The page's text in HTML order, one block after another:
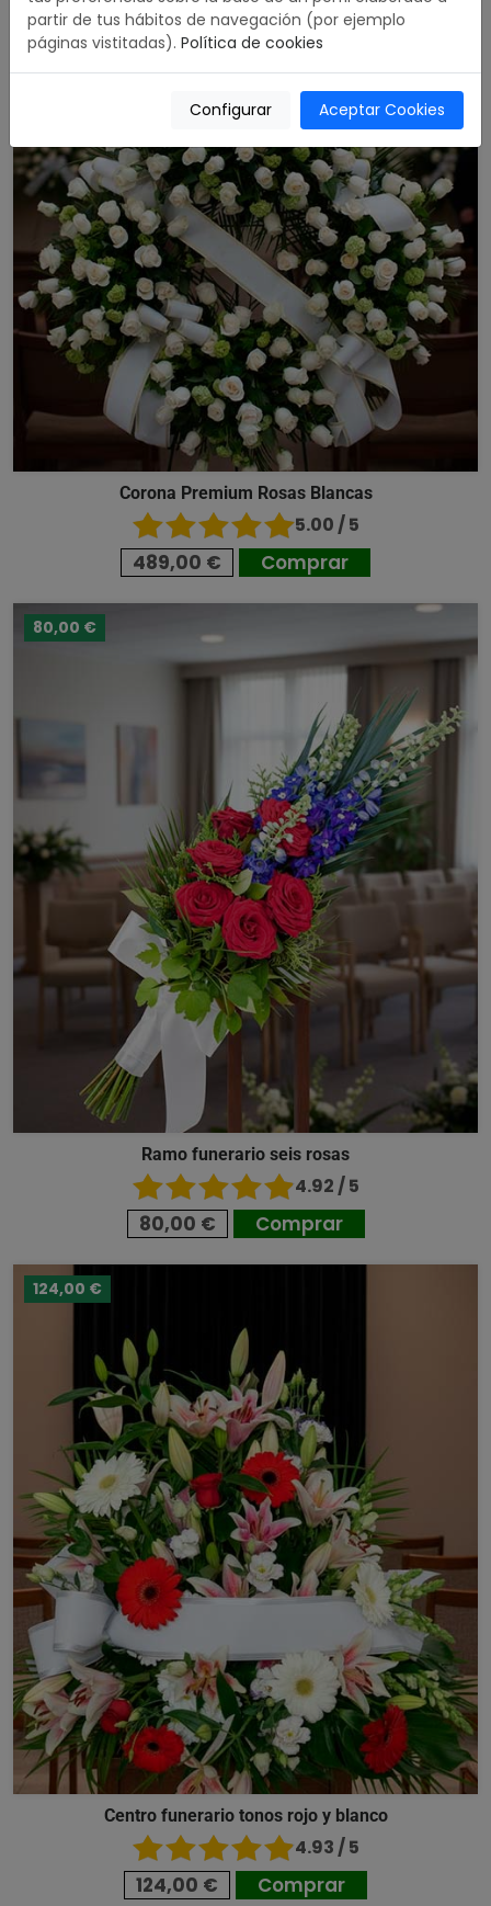
Corona Premium Rosas Blancas
5.00 / 5
489,00 € Comprar
80,00 €
Ramo funerario seis rosas
4.92 / 5
80,00 € Comprar
124,00 €
Centro funerario tonos rojo y blanco
4.93 / 5
124,00 € Comprar
partir de tus hábitos de navegación (por ejemplo
páginas vistitadas). Política de cookies
Configurar Aceptar Cookies